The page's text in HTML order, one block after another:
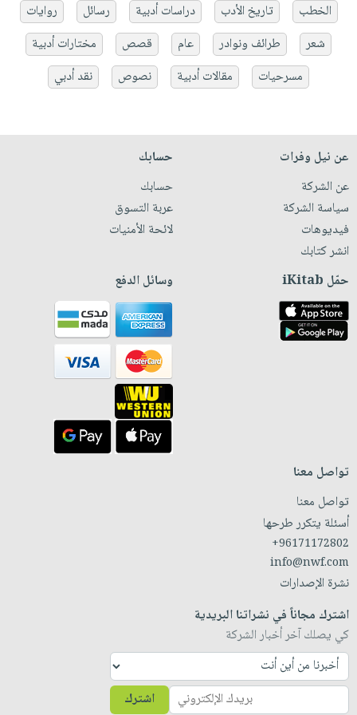
الخطب
تاريخ الأدب دراسات أدبية رسائل
روايات
شعر
طرائف ونوادر عام قصص
مختارات أدبية
مسرحيات
مقالات أدبية نصوص نقد أدبي
عن نيل وفرات
عن الشركة
سياسة الشركة
فيديوهات
انشر كتابك
حسابك
حسابك
عربة التسوق
لائحة الأمنيات
حمّل iKitab وسائل الدفع
تواصل معنا
تواصل معنا
أسئلة يتكرر طرحها
+96171172802
info@nwf.com
نشرة الإصدارات
اشترك مجاناً في نشراتنا البريدية
كي يصلك آخر أخبار الشركة
اشترك